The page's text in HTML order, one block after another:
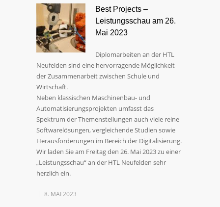
Best Projects –
Leistungsschau am 26.
Mai 2023
Diplomarbeiten an der HTL
Neufelden sind eine hervorragende Möglichkeit
der Zusammenarbeit zwischen Schule und
Wirtschaft.
Neben klassischen Maschinenbau- und
Automatisierungsprojekten umfasst das
Spektrum der Themenstellungen auch viele reine
Softwarelösungen, vergleichende Studien sowie
Herausforderungen im Bereich der Digitalisierung.
Wir laden Sie am Freitag den 26. Mai 2023 zu einer
„Leistungsschau“ an der HTL Neufelden sehr
herzlich ein.
8. MAI 2023